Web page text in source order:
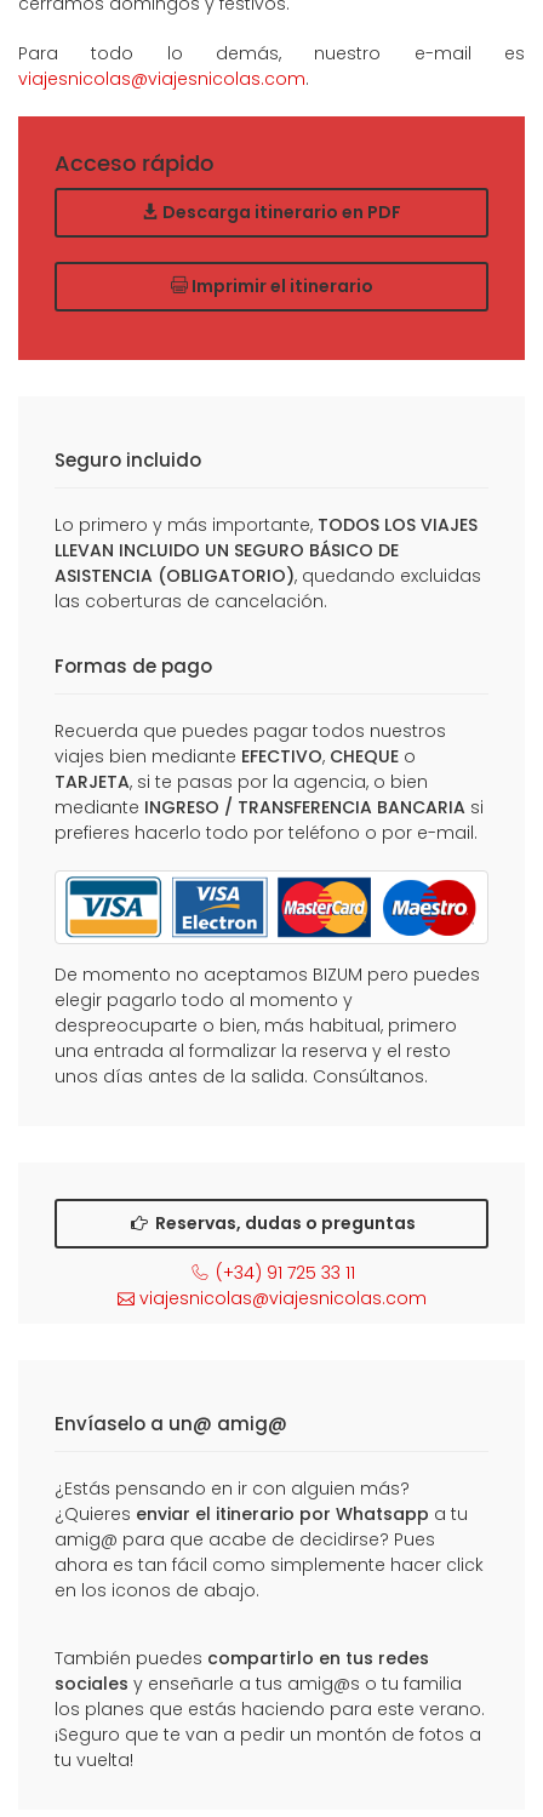
Para todo lo demás, nuestro e-mail es
viajesnicolas@viajesnicolas.com.
Acceso rápido
Descarga itinerario en PDF
Imprimir el itinerario
Seguro incluido
Lo primero y más importante, TODOS LOS VIAJES
LLEVAN INCLUIDO UN SEGURO BÁSICO DE
ASISTENCIA (OBLIGATORIO), quedando excluidas
las coberturas de cancelación.
Formas de pago
Recuerda que puedes pagar todos nuestros
viajes bien mediante EFECTIVO, CHEQUE o
TARJETA, si te pasas por la agencia, o bien
mediante INGRESO / TRANSFERENCIA BANCARIA si
prefieres hacerlo todo por teléfono o por e-mail.
De momento no aceptamos BIZUM pero puedes
elegir pagarlo todo al momento y
despreocuparte o bien, más habitual, primero
una entrada al formalizar la reserva y el resto
unos días antes de la salida. Consúltanos.
Reservas, dudas o preguntas
(+34) 91 725 33 11
viajesnicolas@viajesnicolas.com
Envíaselo a un@ amig@
¿Estás pensando en ir con alguien más?
¿Quieres enviar el itinerario por Whatsapp a tu
amig@ para que acabe de decidirse? Pues
ahora es tan fácil como simplemente hacer click
en los iconos de abajo.
También puedes compartirlo en tus redes
sociales y enseñarle a tus amig@s o tu familia
los planes que estás haciendo para este verano.
¡Seguro que te van a pedir un montón de fotos a
tu vuelta!